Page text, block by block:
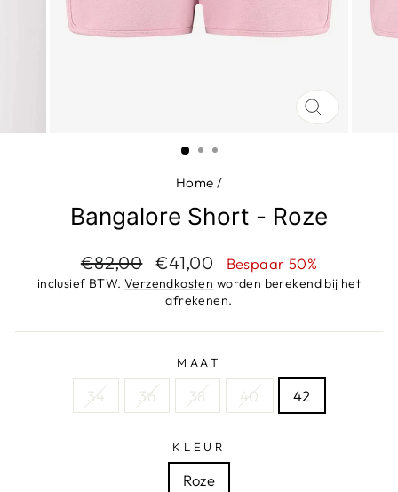
SLUIT
Home /
Bangalore Short - Roze
Adviesprijs
€82,00 Aanbiedingsprijs
€41,00 Bespaar 50%
inclusief BTW. Verzendkosten worden berekend bij het
afrekenen.
MAAT
34 36 38 40 42
KLEUR
Roze